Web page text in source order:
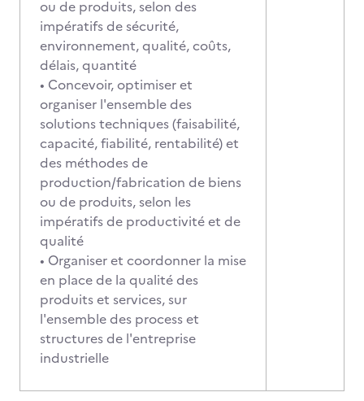
ou de produits, selon des
impératifs de sécurité,
environnement, qualité, coûts,
délais, quantité
• Concevoir, optimiser et
organiser l'ensemble des
solutions techniques (faisabilité,
capacité, fiabilité, rentabilité) et
des méthodes de
production/fabrication de biens
ou de produits, selon les
impératifs de productivité et de
qualité
• Organiser et coordonner la mise
en place de la qualité des
produits et services, sur
l'ensemble des process et
structures de l'entreprise
industrielle